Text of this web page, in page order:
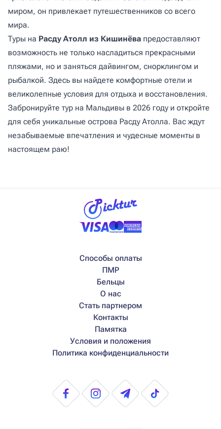
миром, он привлекает путешественников со всего
мира.
Туры на Расду Атолл из Кишинёва предоставляют
возможность не только насладиться прекрасными
пляжами, но и заняться дайвингом, снорклингом и
рыбалкой. Здесь вы найдете комфортные отели и
великолепные условия для отдыха и восстановления.
Забронируйте тур на Мальдивы в 2026 году и откройте
для себя уникальные острова Расду Атолла. Вас ждут
незабываемые впечатления и чудесные моменты в
настоящем раю!
Способы оплаты
ПМР
Бельцы
О нас
Стать партнером
Контакты
Памятка
Условия и положения
Политика конфиденциальности